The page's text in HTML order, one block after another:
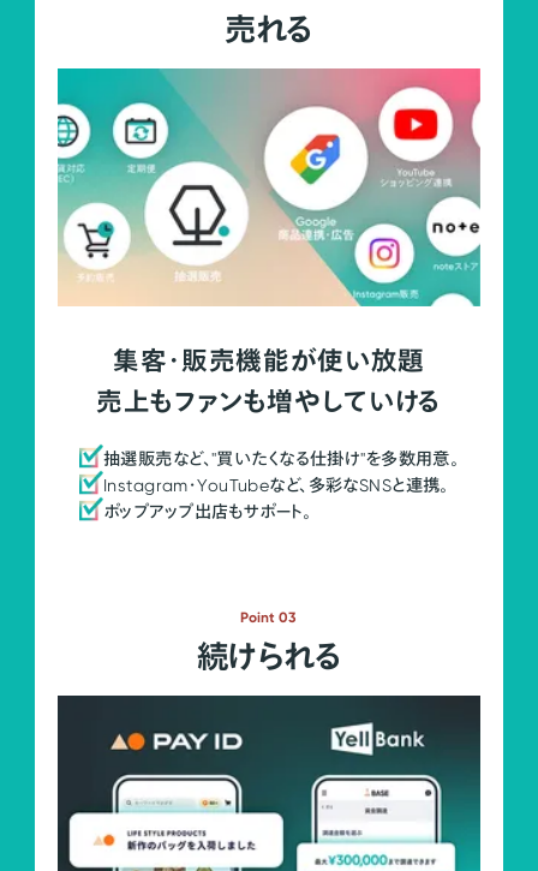
売れる
集客・販売機能が使い放題
売上もファンも増やしていける
抽選販売など、"買いたくなる仕掛け"を多数用意。
Instagram・YouTubeなど、多彩なSNSと連携。
ポップアップ出店もサポート。
Point 03
続けられる